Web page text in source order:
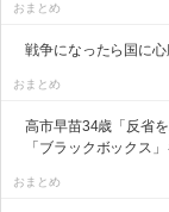
おまとめ
戦争になったら国に
おまとめ
高市早苗34歳「反省
「ブラックボックス
おまとめ